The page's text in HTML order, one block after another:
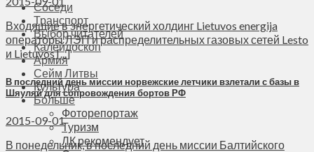
Соседи
Транспорт
Выбор читателей
Калейдоскоп
Армия
Сейм Литвы
Культура
Больше
Фоторепортаж
Туризм
ЛК рекомендует
Входящие в энергетический холдинг Lietuvos energija
операторы ЛЭП и распределительных газовых сетей Lesto
и Lietuvos [...]
В последний день миссии норвежские летчики взлетали с базы в
Шяуляй для сопровождения бортов РФ
2015-09-01
В понедельник, в последний день миссии Балтийского